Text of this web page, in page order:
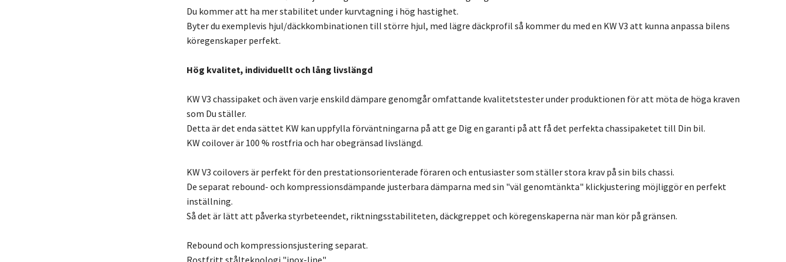
Du kommer att ha mer stabilitet under kurvtagning i hög hastighet.
Byter du exemplevis hjul/däckkombinationen till större hjul, med lägre däckprofil så kommer du med en KW V3 att kunna anpassa bilens
köregenskaper perfekt.
Hög kvalitet, individuellt och lång livslängd
KW V3 chassipaket och även varje enskild dämpare genomgår omfattande kvalitetstester under produktionen för att möta de höga kraven
som Du ställer.
Detta är det enda sättet KW kan uppfylla förväntningarna på att ge Dig en garanti på att få det perfekta chassipaketet till Din bil.
KW coilover är 100 % rostfria och har obegränsad livslängd.
KW V3 coilovers är perfekt för den prestationsorienterade föraren och entusiaster som ställer stora krav på sin bils chassi.
De separat rebound- och kompressionsdämpande justerbara dämparna med sin "väl genomtänkta" klickjustering möjliggör en perfekt
inställning.
Så det är lätt att påverka styrbeteendet, riktningsstabiliteten, däckgreppet och köregenskaperna när man kör på gränsen.
Rebound och kompressionsjustering separat.